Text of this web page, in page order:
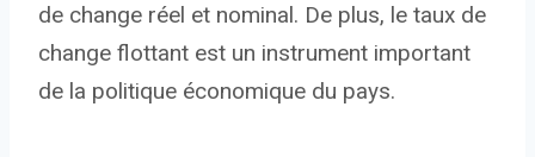
de change réel et nominal. De plus, le taux de
change flottant est un instrument important
de la politique économique du pays.